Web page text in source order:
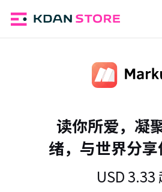
读你所爱，凝
绪，与世界分
USD 3.33